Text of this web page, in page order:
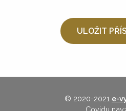
© 2020-2021 e-
Covidu